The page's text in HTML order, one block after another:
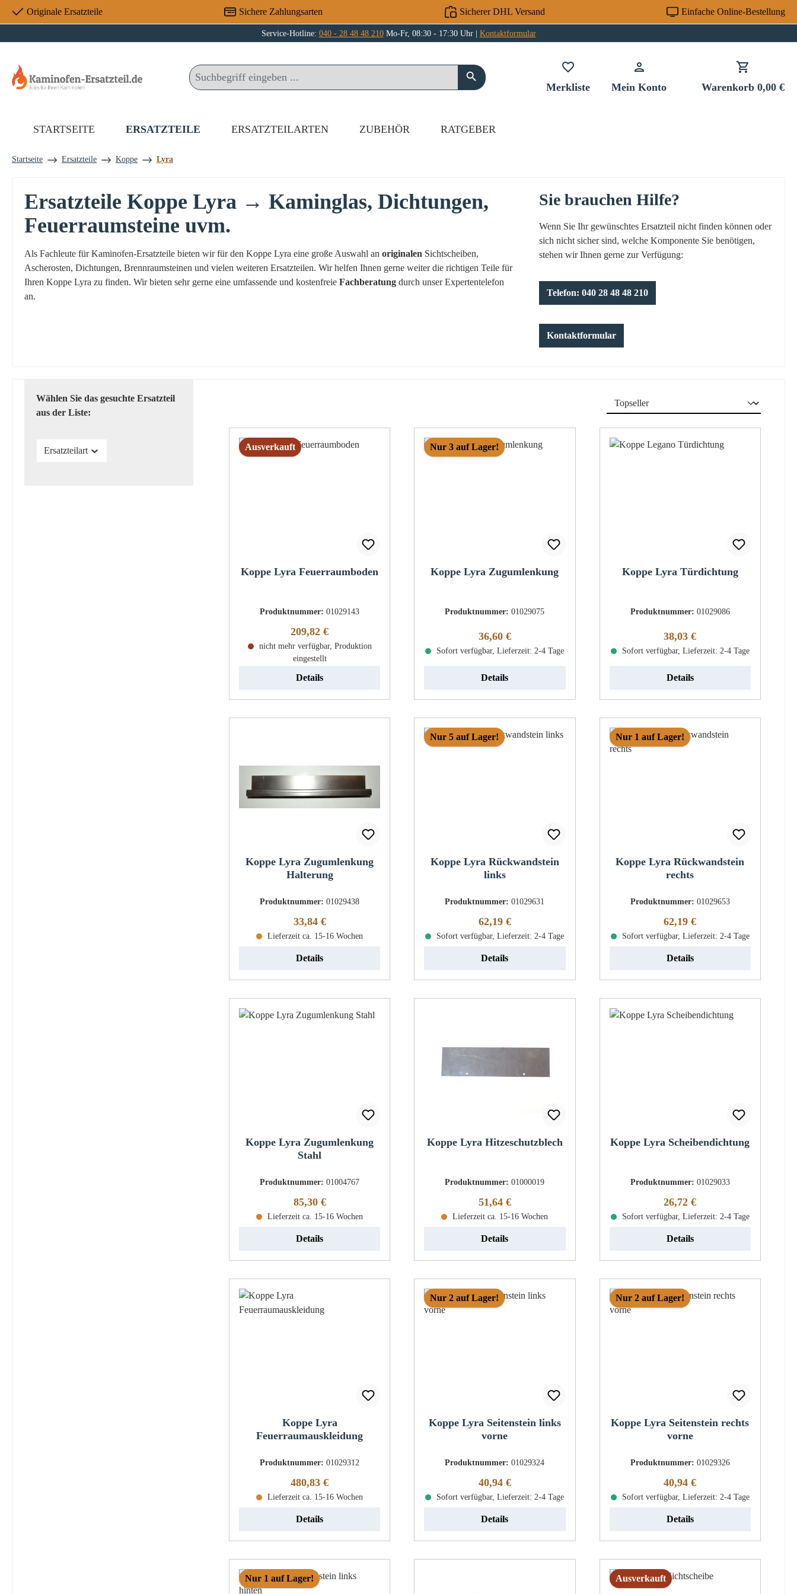
Hauptinhalt springen
Zur Suche springen
Zur Hauptnavigation springen
Originale Ersatzteile Sichere Zahlungsarten Sicherer DHL Versand Einfache Online-Bestellung
Service-Hotline: 040 - 28 48 48 210Mo-Fr, 08:30 - 17:30 Uhr | Kontaktformular
MerklisteDu hast 0 Produkte auf dem Merkzettel
Mein Konto Warenkorb 0,00 €
STARTSEITE ERSATZTEILE ERSATZTEILARTEN ZUBEHÖR RATGEBER
Startseite Ersatzteile Koppe Lyra
Ersatzteile Koppe Lyra → Kaminglas, Dichtungen,
Feuerraumsteine uvm.
Als Fachleute für Kaminofen-Ersatzteile bieten wir für den Koppe Lyra eine große Auswahl an originalen Sichtscheiben,
Ascherosten, Dichtungen, Brennraumsteinen und vielen weiteren Ersatzteilen. Wir helfen Ihnen gerne weiter die richtigen Teile für
Ihren Koppe Lyra zu finden. Wir bieten sehr gerne eine umfassende und kostenfreie Fachberatung durch unser Expertentelefon
an.
Sie brauchen Hilfe?
Wenn Sie Ihr gewünschtes Ersatzteil nicht finden können oder
sich nicht sicher sind, welche Komponente Sie benötigen,
stehen wir Ihnen gerne zur Verfügung:
Telefon: 040 28 48 48 210
Kontaktformular
Wählen Sie das gesuchte Ersatzteil
aus der Liste:
Ersatzteilart Ausverkauft
Koppe Lyra Feuerraumboden
Produktnummer:01029143
Regulärer Preis:
209,82 €
nicht mehr verfügbar, Produktion
eingestellt
Details
Nur 3 auf Lager!
Koppe Lyra Zugumlenkung
Produktnummer:01029075
Regulärer Preis:
36,60 €
Sofort verfügbar, Lieferzeit: 2-4 Tage
Details
Koppe Lyra Türdichtung
Produktnummer: 01029086
Regulärer Preis:
38,03 €
Sofort verfügbar, Lieferzeit: 2-4 Tage
Details
Koppe Lyra Zugumlenkung
Halterung
Produktnummer:01029438
Regulärer Preis:
33,84 €
Lieferzeit ca. 15-16 Wochen
Details
Nur 5 auf Lager!
Koppe Lyra Rückwandstein
links
Produktnummer:01029631
Regulärer Preis:
62,19 €
Sofort verfügbar, Lieferzeit: 2-4 Tage
Details
Nur 1 auf Lager!
Koppe Lyra Rückwandstein
rechts
Produktnummer: 01029653
Regulärer Preis:
62,19 €
Sofort verfügbar, Lieferzeit: 2-4 Tage
Details
Koppe Lyra Zugumlenkung
Stahl
Produktnummer:01004767
Regulärer Preis:
85,30 €
Lieferzeit ca. 15-16 Wochen
Details
Koppe Lyra Hitzeschutzblech
Produktnummer:01000019
Regulärer Preis:
51,64 €
Lieferzeit ca. 15-16 Wochen
Details
Koppe Lyra Scheibendichtung
Produktnummer: 01029033
Regulärer Preis:
26,72 €
Sofort verfügbar, Lieferzeit: 2-4 Tage
Details
Koppe Lyra
Feuerraumauskleidung
Produktnummer:01029312
Regulärer Preis:
480,83 €
Lieferzeit ca. 15-16 Wochen
Details
Nur 2 auf Lager!
Koppe Lyra Seitenstein links
vorne
Produktnummer:01029324
Regulärer Preis:
40,94 €
Sofort verfügbar, Lieferzeit: 2-4 Tage
Details
Nur 2 auf Lager!
Koppe Lyra Seitenstein rechts
vorne
Produktnummer: 01029326
Regulärer Preis:
40,94 €
Sofort verfügbar, Lieferzeit: 2-4 Tage
Details
Nur 1 auf Lager! Ausverkauft